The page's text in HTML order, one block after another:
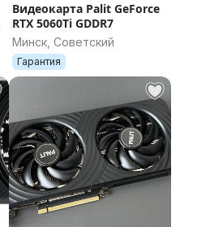
Видеокарта Palit GeForce
RTX 5060Ti GDDR7
Минск, Советский
Гарантия